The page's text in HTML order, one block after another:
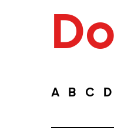
A B C D